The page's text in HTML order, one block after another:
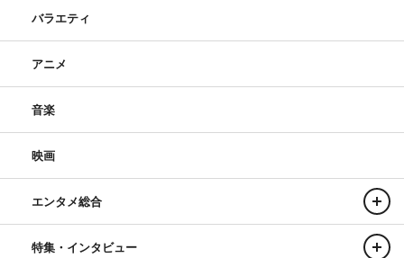
バラエティ
アニメ
音楽
映画
エンタメ総合
特集・インタビュー